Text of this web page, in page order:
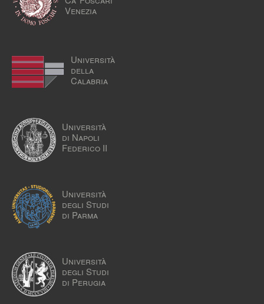
Venezia
Università
della
Calabria
Università
di Napoli
Federico II
Università
degli Studi
di Parma
Università
degli Studi
di Perugia